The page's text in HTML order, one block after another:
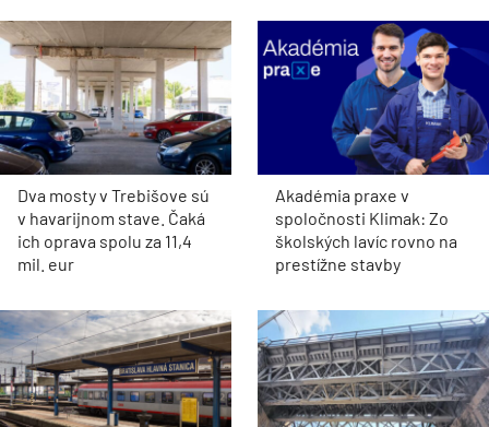
Dva mosty v Trebišove sú
v havarijnom stave. Čaká
ich oprava spolu za 11,4
mil. eur
Akadémia praxe v
spoločnosti Klimak: Zo
školských lavíc rovno na
prestížne stavby